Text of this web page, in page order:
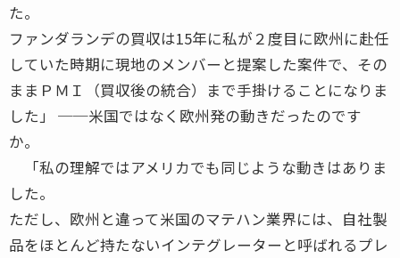
た。
ファンダランデの買収は15年に私が２度目に欧州に赴任
していた時期に現地のメンバーと提案した案件で、その
ままＰＭＩ（買収後の統合）まで手掛けることになりま
した」 ──米国ではなく欧州発の動きだったのです
か。
「私の理解ではアメリカでも同じような動きはありま
した。
ただし、欧州と違って米国のマテハン業界には、自社製
品をほとんど持たないインテグレーターと呼ばれるプレ